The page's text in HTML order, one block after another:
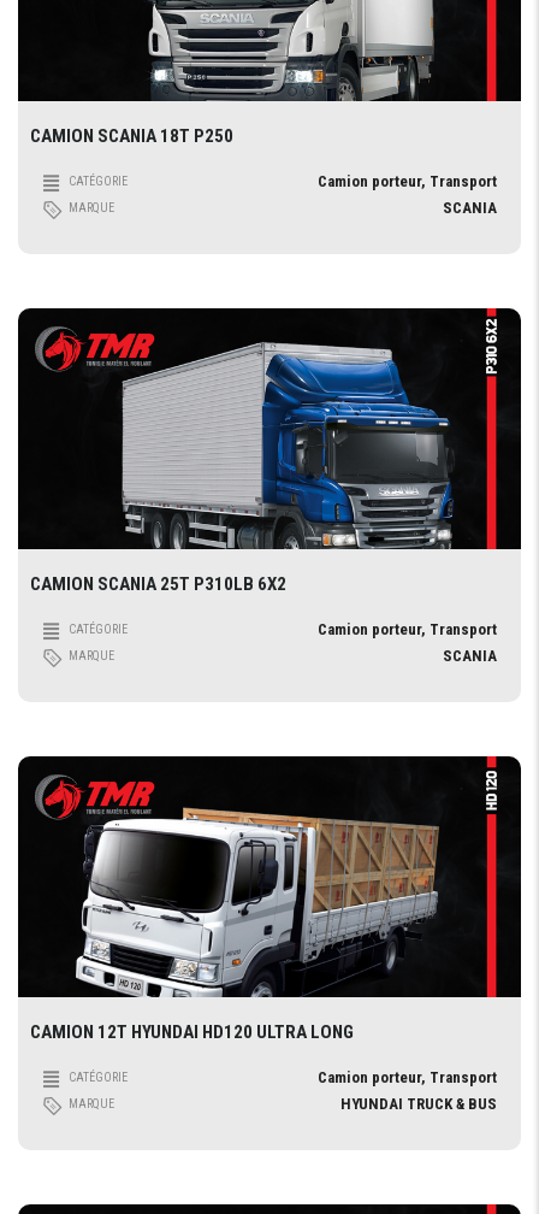
CAMION SCANIA 18T P250
CATÉGORIE Camion porteur, Transport
MARQUE SCANIA
CAMION SCANIA 25T P310LB 6X2
CATÉGORIE Camion porteur, Transport
MARQUE SCANIA
CAMION 12T HYUNDAI HD120 ULTRA LONG
CATÉGORIE Camion porteur, Transport
MARQUE HYUNDAI TRUCK & BUS